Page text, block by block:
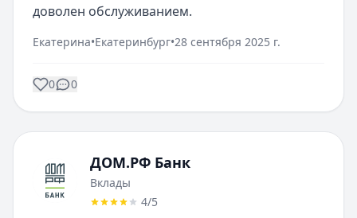
доволен обслуживанием.
Екатерина•Екатеринбург•28 сентября 2025 г.
0 0
ДОМ.РФ Банк
Вклады
4/5